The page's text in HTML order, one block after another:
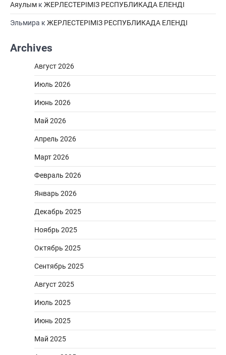
Аяулым к ЖЕРЛЕСТЕРІМІЗ РЕСПУБЛИКАДА ЕЛЕНДІ
Эльмира к ЖЕРЛЕСТЕРІМІЗ РЕСПУБЛИКАДА ЕЛЕНДІ
Archives
Август 2026
Июль 2026
Июнь 2026
Май 2026
Апрель 2026
Март 2026
Февраль 2026
Январь 2026
Декабрь 2025
Ноябрь 2025
Октябрь 2025
Сентябрь 2025
Август 2025
Июль 2025
Июнь 2025
Май 2025